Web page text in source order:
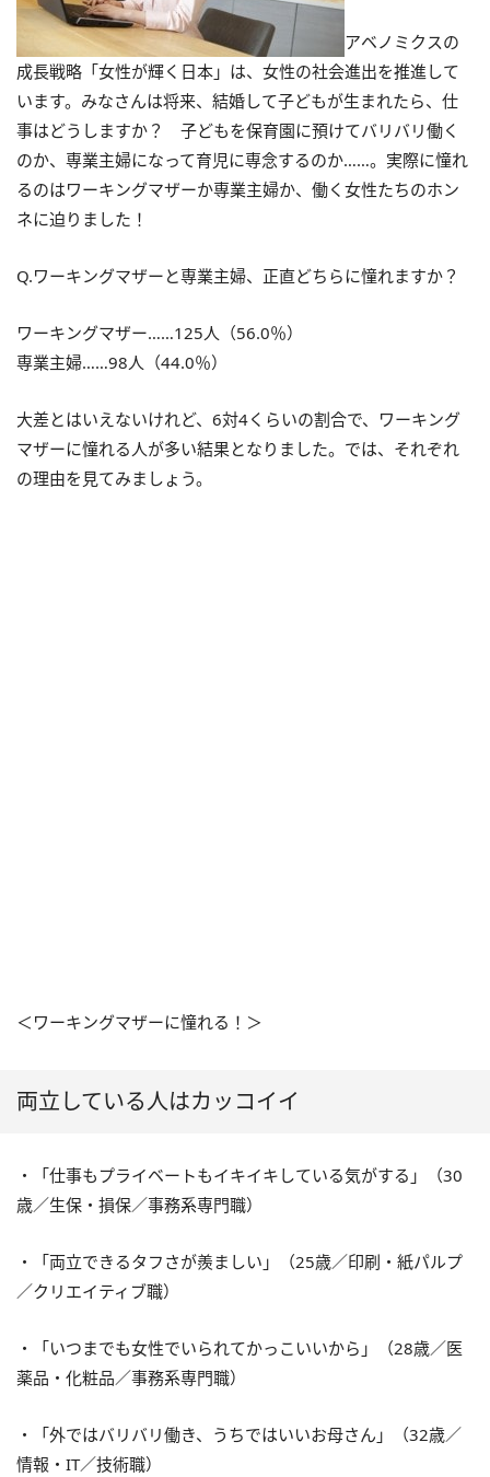
アベノミクスの
成長戦略「女性が輝く日本」は、女性の社会進出を推進して
います。みなさんは将来、結婚して子どもが生まれたら、仕
事はどうしますか？ 子どもを保育園に預けてバリバリ働く
のか、専業主婦になって育児に専念するのか……。実際に憧れ
るのはワーキングマザーか専業主婦か、働く女性たちのホン
ネに迫りました！
Q.ワーキングマザーと専業主婦、正直どちらに憧れますか？
ワーキングマザー……125人（56.0％）
専業主婦……98人（44.0％）
大差とはいえないけれど、6対4くらいの割合で、ワーキング
マザーに憧れる人が多い結果となりました。では、それぞれ
の理由を見てみましょう。
＜ワーキングマザーに憧れる！＞
両立している人はカッコイイ
・「仕事もプライベートもイキイキしている気がする」（30
歳／生保・損保／事務系専門職）
・「両立できるタフさが羨ましい」（25歳／印刷・紙パルプ
／クリエイティブ職）
・「いつまでも女性でいられてかっこいいから」（28歳／医
薬品・化粧品／事務系専門職）
・「外ではバリバリ働き、うちではいいお母さん」（32歳／
情報・IT／技術職）